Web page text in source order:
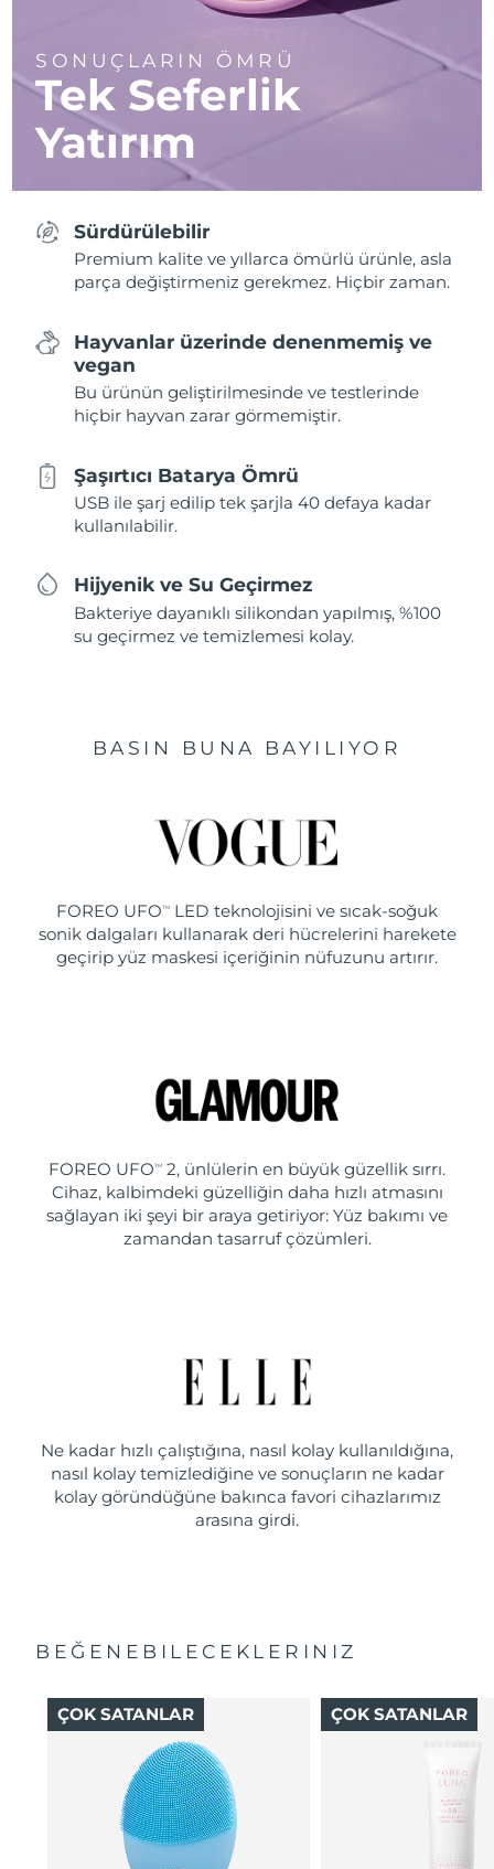
SONUÇLARIN ÖMRÜ
Tek Seferlik
Yatırım
Sürdürülebilir
Premium kalite ve yıllarca ömürlü ürünle, asla
parça değiştirmeniz gerekmez. Hiçbir zaman.
Hayvanlar üzerinde denenmemiş ve
vegan
Bu ürünün geliştirilmesinde ve testlerinde
hiçbir hayvan zarar görmemiştir.
Şaşırtıcı Batarya Ömrü
USB ile şarj edilip tek şarjla 40 defaya kadar
kullanılabilir.
Hijyenik ve Su Geçirmez
Bakteriye dayanıklı silikondan yapılmış, %100
su geçirmez ve temizlemesi kolay.
BASIN BUNA BAYILIYOR
FOREO UFO TM
LED teknolojisini ve sıcak-soğuk
sonik dalgaları kullanarak deri hücrelerini harekete
geçirip yüz maskesi içeriğinin nüfuzunu artırır.
FOREO UFO TM
2, ünlülerin en büyük güzellik sırrı.
Cihaz, kalbimdeki güzelliğin daha hızlı atmasını
sağlayan iki şeyi bir araya getiriyor: Yüz bakımı ve
zamandan tasarruf çözümleri.
Ne kadar hızlı çalıştığına, nasıl kolay kullanıldığına,
nasıl kolay temizlediğine ve sonuçların ne kadar
kolay göründüğüne bakınca favori cihazlarımız
arasına girdi.
BEĞENEBILECEKLERINIZ
ÇOK SATANLAR ÇOK SATANLAR